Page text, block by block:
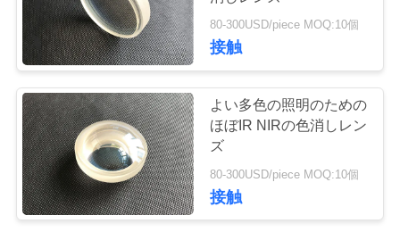
し
て
下
さ
い
引
80-300USD/piece MOQ:10個
接触
よい多色の照明のための
ほぼIR NIRの色消しレン
ズ
80-300USD/piece MOQ:10個
接触